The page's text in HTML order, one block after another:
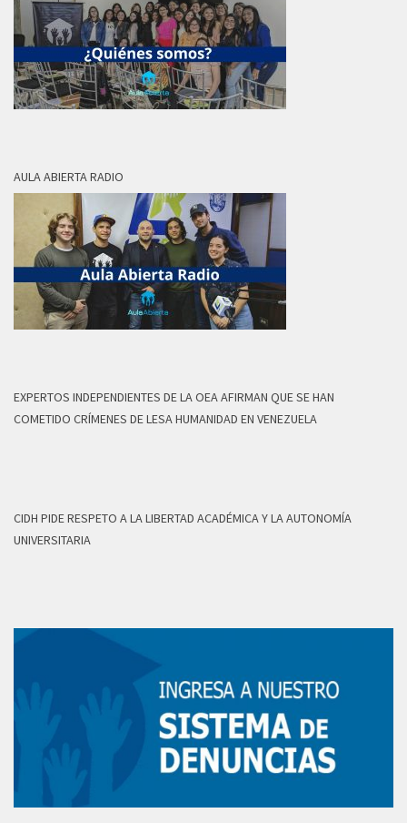
AULA ABIERTA RADIO
EXPERTOS INDEPENDIENTES DE LA OEA AFIRMAN QUE SE HAN
COMETIDO CRÍMENES DE LESA HUMANIDAD EN VENEZUELA
CIDH PIDE RESPETO A LA LIBERTAD ACADÉMICA Y LA AUTONOMÍA
UNIVERSITARIA